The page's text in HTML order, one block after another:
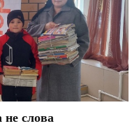
не слова